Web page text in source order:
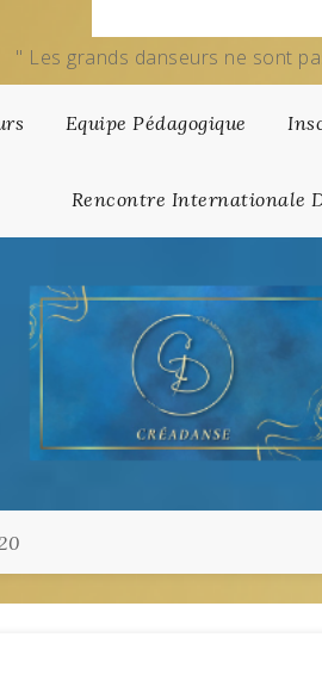
" Les grands danseurs ne sont
Equipe Pédagogique
Rencontre Internationale
20